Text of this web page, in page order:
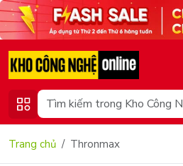
Trang chủ Thronmax